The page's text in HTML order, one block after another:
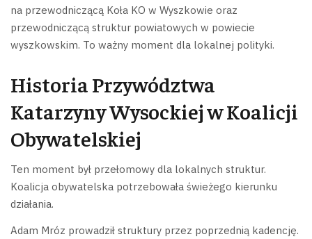
na przewodniczącą Koła KO w Wyszkowie oraz
przewodniczącą struktur powiatowych w powiecie
wyszkowskim. To ważny moment dla lokalnej polityki.
Historia Przywództwa
Katarzyny Wysockiej w Koalicji
Obywatelskiej
Ten moment był przełomowy dla lokalnych struktur.
Koalicja obywatelska potrzebowała świeżego kierunku
działania.
Adam Mróz prowadził struktury przez poprzednią kadencję.